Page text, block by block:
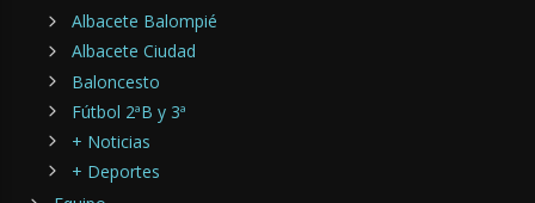
Albacete Balompié
Albacete Ciudad
Baloncesto
Fútbol 2ªB y 3ª
+ Noticias
+ Deportes